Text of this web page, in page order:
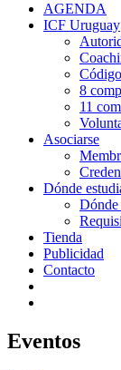
AGENDA
ICF Uruguay
8
11
Asociarse
Dónde
Dónde
Tienda
Publicidad
Contacto
Eventos